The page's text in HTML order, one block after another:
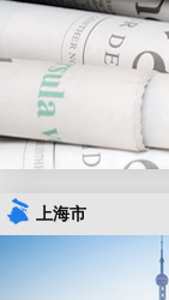
上海市